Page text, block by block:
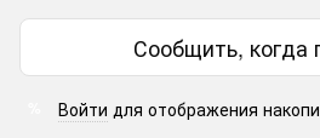
Сообщить, когда
Войти для отображения